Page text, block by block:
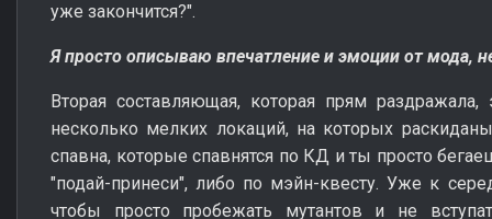
уже закончится?".
Я просто описываю впечатление и эмоции от мода,
Вторая составляющая, которая прям
несколько мелких локаций, на которых
спавна, которые спавнятся по КД и ты просто
"подай-принеси", либо по мэйн-квесту. Уже к
чтобы просто пробежать мутантов и не